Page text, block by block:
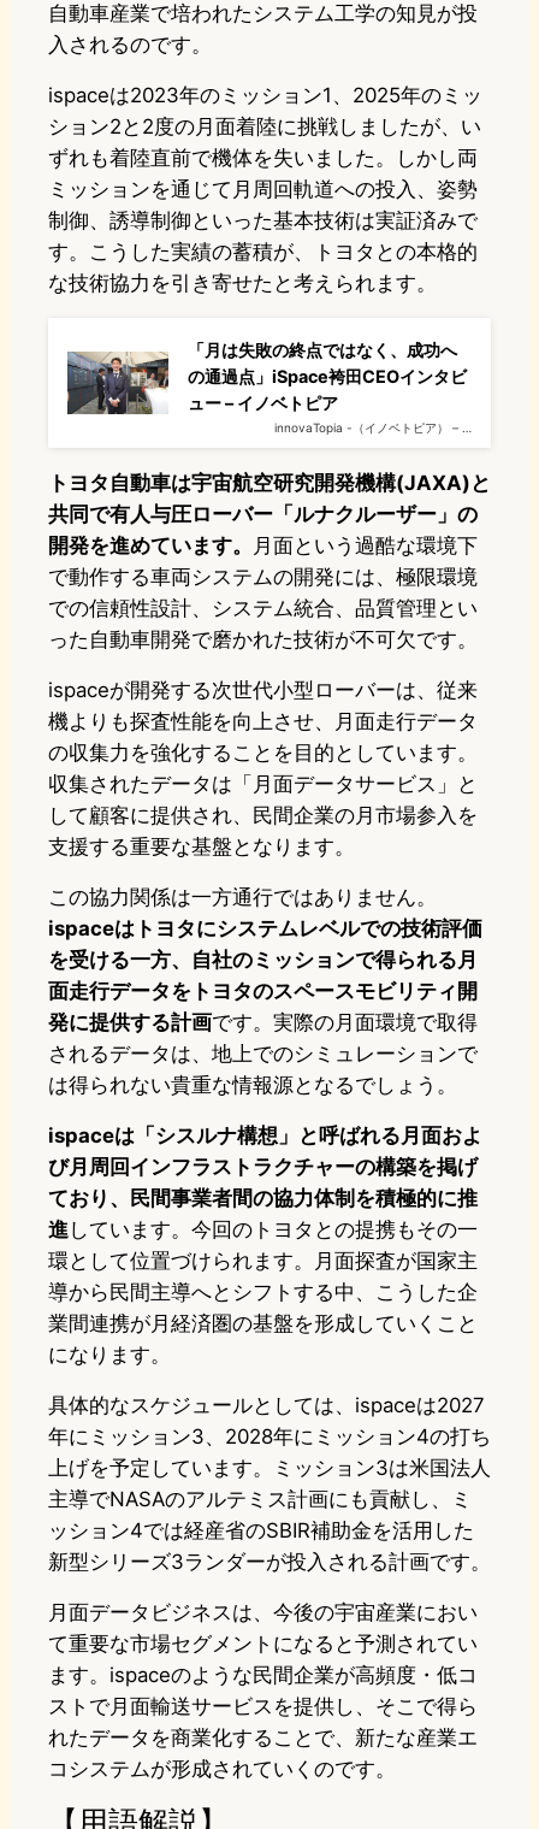
自動車産業で培われたシステム工学の知見が投
入されるのです。
ispaceは2023年のミッション1、2025年のミッ
ション2と2度の月面着陸に挑戦しましたが、い
ずれも着陸直前で機体を失いました。しかし両
ミッションを通じて月周回軌道への投入、姿勢
制御、誘導制御といった基本技術は実証済みで
す。こうした実績の蓄積が、トヨタとの本格的
な技術協力を引き寄せたと考えられます。
「月は失敗の終点ではなく、成功へ
の通過点」iSpace袴田CEOインタビ
ュー – イノベトピア
innovaTopia -（イノベトピア） – …
トヨタ自動車は宇宙航空研究開発機構(JAXA)と
共同で有人与圧ローバー「ルナクルーザー」の
開発を進めています。
月面という過酷な環境下
で動作する車両システムの開発には、極限環境
での信頼性設計、システム統合、品質管理とい
った自動車開発で磨かれた技術が不可欠です。
ispaceが開発する次世代小型ローバーは、従来
機よりも探査性能を向上させ、月面走行データ
の収集力を強化することを目的としています。
収集されたデータは「月面データサービス」と
して顧客に提供され、民間企業の月市場参入を
支援する重要な基盤となります。
この協力関係は一方通行ではありません。
ispaceはトヨタにシステムレベルでの技術評価
を受ける一方、自社のミッションで得られる月
面走行データをトヨタのスペースモビリティ開
発に提供する計画です。実際の月面環境で取得
されるデータは、地上でのシミュレーションで
は得られない貴重な情報源となるでしょう。
ispaceは「シスルナ構想」と呼ばれる月面およ
び月周回インフラストラクチャーの構築を掲げ
ており、民間事業者間の協力体制を積極的に推
進しています。今回のトヨタとの提携もその一
環として位置づけられます。月面探査が国家主
導から民間主導へとシフトする中、こうした企
業間連携が月経済圏の基盤を形成していくこと
になります。
具体的なスケジュールとしては、ispaceは2027
年にミッション3、2028年にミッション4の打ち
上げを予定しています。ミッション3は米国法人
主導でNASAのアルテミス計画にも貢献し、ミ
ッション4では経産省のSBIR補助金を活用した
新型シリーズ3ランダーが投入される計画です。
月面データビジネスは、今後の宇宙産業におい
て重要な市場セグメントになると予測されてい
ます。ispaceのような民間企業が高頻度・低コ
ストで月面輸送サービスを提供し、そこで得ら
れたデータを商業化することで、新たな産業エ
コシステムが形成されていくのです。